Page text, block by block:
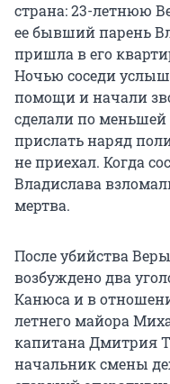
страна: 23-летнюю
ее бывший парень
пришла в его
Ночью соседи
помощи и начали
сделали по меньшей
прислать наряд
не приехал. Когда
Владислава
мертва.
После убийства
возбуждено два
Канюса и в
летнего майора
капитана Дмитрия
начальник смены